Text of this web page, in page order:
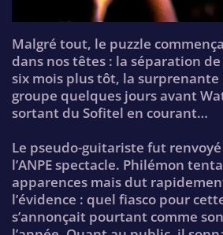
Malgré tout, le puzzle
dans nos têtes : la séparation
six mois plus tôt, la
groupe quelques jours avant
sortant du Sofitel en courant…
Le pseudo-guitariste fut renvoyé
l’ANPE spectacle. Philémon
apparences mais dut
l’évidence : quel fiasco pour
s’annonçait pourtant comme